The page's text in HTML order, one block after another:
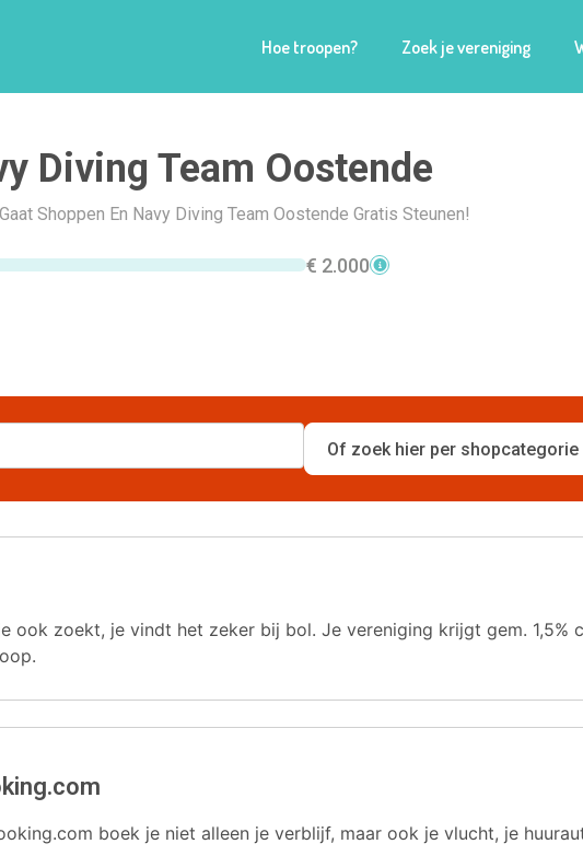
Hoe troopen? Zoek je vereniging
Diving Team Oostende
Shoppen En Navy Diving Team Oostende Gratis Steunen!
€ 2.000
ook zoekt, je vindt het zeker bij bol. Je vereniging krijgt gem. 1,5%
boek je niet alleen je verblijf, maar ook je vlucht, je